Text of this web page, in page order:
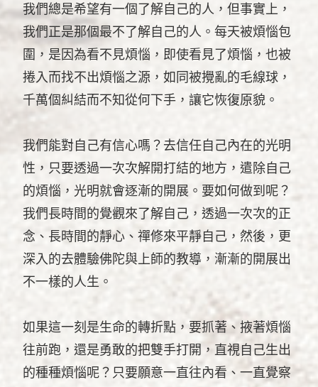
我們總是希望有一個了解自己的人，但事實上，
我們正是那個最不了解自己的人。每天被煩惱包
圍，是因為看不見煩惱，即使看見了煩惱，也被
捲入而找不出煩惱之源，如同被攪亂的毛線球，
千萬個糾結而不知從何下手，讓它恢復原貌。
我們能對自己有信心嗎？去信任自己內在的光明
性，只要透過一次次解開打結的地方，遣除自己
的煩惱，光明就會逐漸的開展。要如何做到呢？
我們長時間的覺觀來了解自己，透過一次次的正
念、長時間的靜心、禪修來平靜自己，然後，更
深入的去體驗佛陀與上師的教導，漸漸的開展出
不一樣的人生。
如果這一刻是生命的轉折點，要抓著、掖著煩惱
往前跑，還是勇敢的把雙手打開，直視自己生出
的種種煩惱呢？只要願意一直往內看、一直覺察